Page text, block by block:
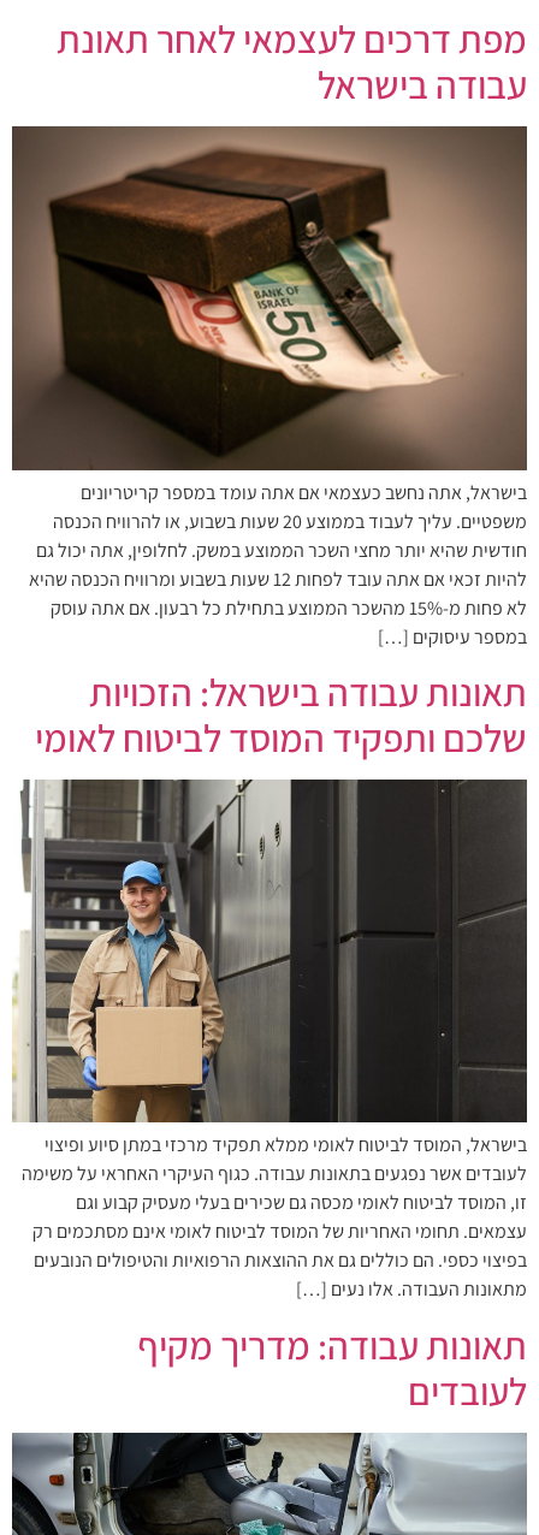
מפת דרכים לעצמאי לאחר תאונת
עבודה בישראל
בישראל, אתה נחשב כעצמאי אם אתה עומד במספר קריטריונים
משפטיים. עליך לעבוד בממוצע 20 שעות בשבוע, או להרוויח הכנסה
חודשית שהיא יותר מחצי השכר הממוצע במשק. לחלופין, אתה יכול גם
להיות זכאי אם אתה עובד לפחות 12 שעות בשבוע ומרוויח הכנסה שהיא
לא פחות מ-15% מהשכר הממוצע בתחילת כל רבעון. אם אתה עוסק
במספר עיסוקים […]
תאונות עבודה בישראל: הזכויות
שלכם ותפקיד המוסד לביטוח לאומי
בישראל, המוסד לביטוח לאומי ממלא תפקיד מרכזי במתן סיוע ופיצוי
לעובדים אשר נפגעים בתאונות עבודה. כגוף העיקרי האחראי על משימה
זו, המוסד לביטוח לאומי מכסה גם שכירים בעלי מעסיק קבוע וגם
עצמאים. תחומי האחריות של המוסד לביטוח לאומי אינם מסתכמים רק
בפיצוי כספי. הם כוללים גם את ההוצאות הרפואיות והטיפולים הנובעים
מתאונות העבודה. אלו נעים […]
תאונות עבודה: מדריך מקיף
לעובדים